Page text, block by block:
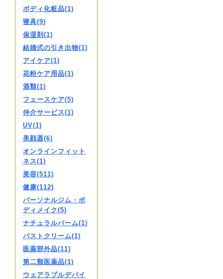
ボディ化粧品(1)
寝具(9)
保湿剤(1)
結婚式の引き出物(1)
アイケア(1)
花粉ケア用品(1)
酒類(1)
フェースケア(5)
仲介サービス(1)
UV(1)
美顔器(6)
オンラインフィット
ネス(1)
美容(511)
健康(112)
パーソナルジム・ボ
ディメイク(5)
ナチュラルバーム(1)
バストクリーム(1)
医薬部外品(11)
第二類医薬品(1)
ウェアラブルデバイ